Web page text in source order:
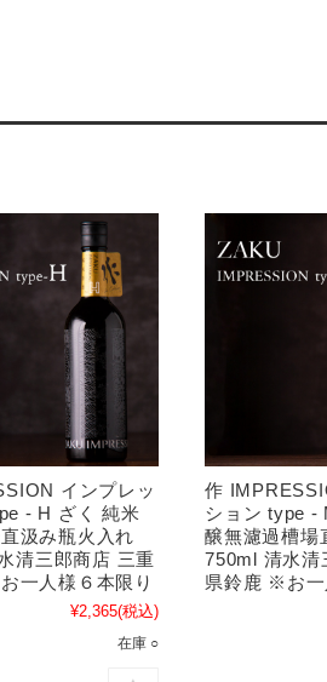
インプレッ
- H ざく 純米
汲み瓶火入れ
清三郎商店 三重
一人様６本限り
¥2,365(税込)
在庫 ○
作
ション type -
醸無濾過槽場
750ml 清水清
県鈴鹿 ※お一